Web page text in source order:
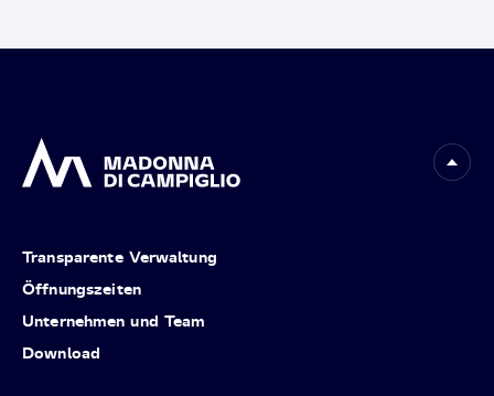
Transparente Verwaltung
Öffnungszeiten
Unternehmen und Team
Download